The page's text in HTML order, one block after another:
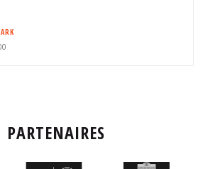
PARTENAIRES